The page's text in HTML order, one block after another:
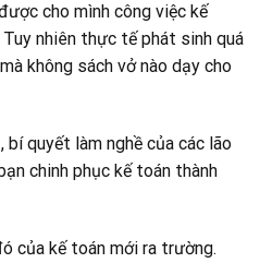
cho mình công việc kế
nhiên thực tế phát sinh quá
không sách vở nào dạy cho
bí quyết làm nghề của các lão
chinh phục kế toán thành
của kế toán mới ra trường.